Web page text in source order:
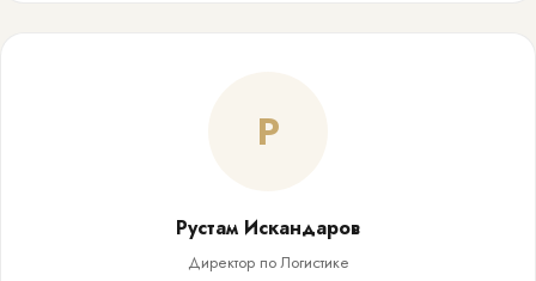
Р
Рустам Искандаров
Директор по Логистике